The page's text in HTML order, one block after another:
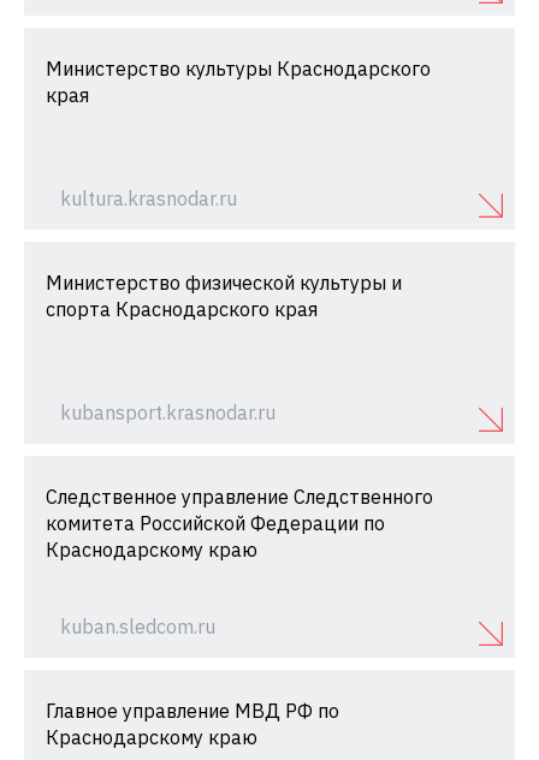
Министерство культуры Краснодарского
края
kultura.krasnodar.ru
Министерство физической культуры и
спорта Краснодарского края
kubansport.krasnodar.ru
Следственное управление Следственного
комитета Российской Федерации по
Краснодарскому краю
kuban.sledcom.ru
Главное управление МВД РФ по
Краснодарскому краю